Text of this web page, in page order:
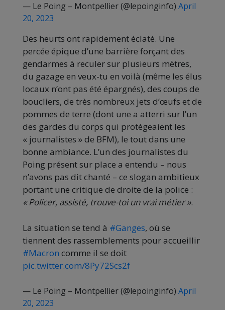
— Le Poing – Montpellier (@lepoinginfo) April
20, 2023
Des heurts ont rapidement éclaté. Une
percée épique d’une barrière forçant des
gendarmes à reculer sur plusieurs mètres,
du gazage en veux-tu en voilà (même les élus
locaux n’ont pas été épargnés), des coups de
boucliers, de très nombreux jets d’œufs et de
pommes de terre (dont une a atterri sur l’un
des gardes du corps qui protégeaient les
« journalistes » de BFM), le tout dans une
bonne ambiance. L’un des journalistes du
Poing présent sur place a entendu – nous
n’avons pas dit chanté – ce slogan ambitieux
portant une critique de droite de la police :
« Policer, assisté, trouve-toi un vrai métier ».
La situation se tend à #Ganges, où se
tiennent des rassemblements pour accueillir
#Macron comme il se doit
pic.twitter.com/8Py72Scs2f
— Le Poing – Montpellier (@lepoinginfo) April
20, 2023